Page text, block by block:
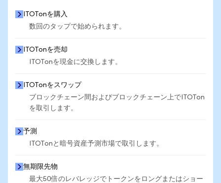
ITOTonを購入
数回のタップで始められます。
ITOTonを売却
ITOTonを現金に交換します。
ITOTonをスワップ
ブロックチェーン間およびブロックチェーン上でITOTon
を取引します。
予測
ITOTonと暗号資産予測市場で取引します。
無期限先物
最大50倍のレバレッジでトークンをロングまたはショー